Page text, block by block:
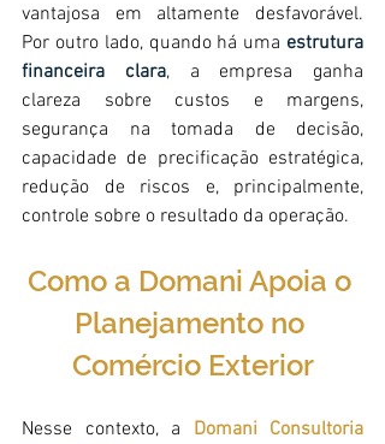
vantajosa em altamente desfavorável.
Por outro lado, quando há uma estrutura
financeira clara, a empresa ganha
clareza sobre custos e margens,
segurança na tomada de decisão,
capacidade de precificação estratégica,
redução de riscos e, principalmente,
controle sobre o resultado da operação.
Como a Domani Apoia o
Planejamento no
Comércio Exterior
Nesse contexto, a Domani Consultoria